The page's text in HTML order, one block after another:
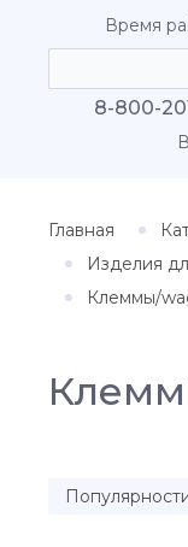
Время
8-800-
Главная
Изделия
Клеммы/